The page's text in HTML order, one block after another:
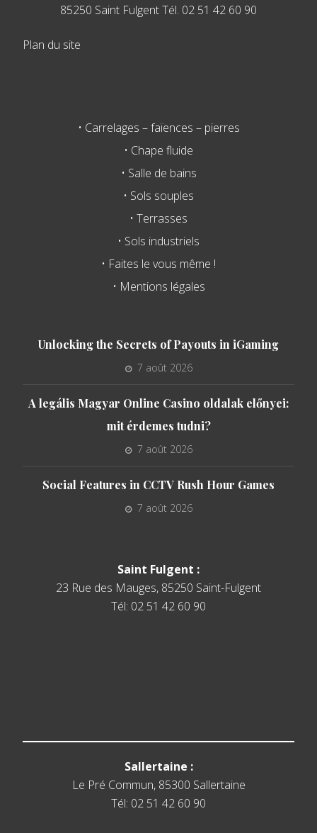
85250 Saint Fulgent Tél. 02 51 42 60 90
Plan du site
• Carrelages – faïences – pierres
• Chape fluide
• Salle de bains
• Sols souples
• Terrasses
• Sols industriels
• Faites le vous même !
• Mentions légales
Unlocking the Secrets of Payouts in iGaming
7 août 2026
A legális Magyar Online Casino oldalak előnyei:
mit érdemes tudni?
7 août 2026
Social Features in CCTV Rush Hour Games
7 août 2026
Saint Fulgent :
23 Rue des Mauges, 85250 Saint-Fulgent
Tél: 02 51 42 60 90
Sallertaine :
Le Pré Commun, 85300 Sallertaine
Tél: 02 51 42 60 90